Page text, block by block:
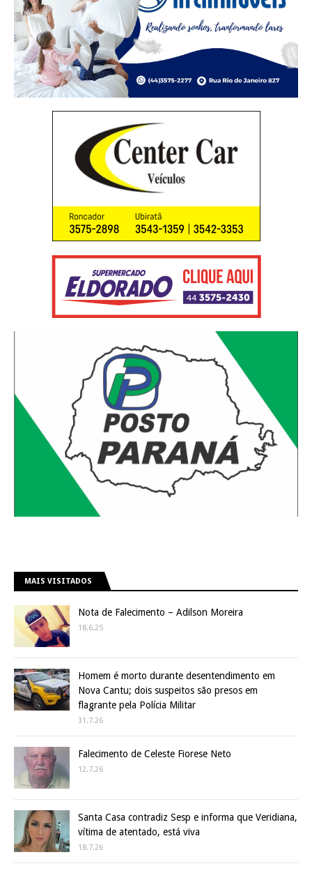
MAIS VISITADOS
Nota de Falecimento – Adilson Moreira
18.6.25
Homem é morto durante desentendimento em
Nova Cantu; dois suspeitos são presos em
flagrante pela Polícia Militar
31.7.26
Falecimento de Celeste Fiorese Neto
12.7.26
Santa Casa contradiz Sesp e informa que Veridiana,
vítima de atentado, está viva
18.7.26